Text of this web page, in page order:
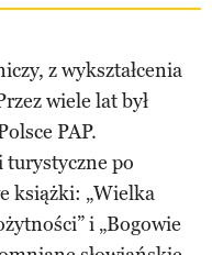
z wykształcenia
wiele lat był
PAP.
po
książki: „Wielka
i „Bogowie